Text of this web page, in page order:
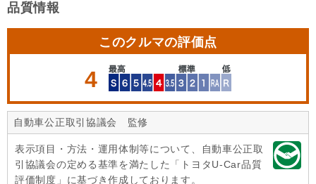
品質情報
このクルマの評価点
4
自動車公正取引協議会 監修
表示項目・方法・運用体制等について、自動車公正取
引協議会の定める基準を満たした「トヨタU-Car品質
評価制度」に基づき作成しております。